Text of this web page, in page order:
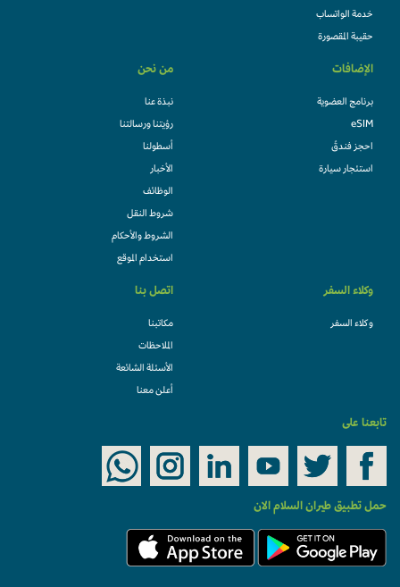
خدمة الواتساب
حقيبة المقصورة
الإضافات
برنامج العضوية
eSIM
احجز فندقً
استئجار سيارة
من نحن
نبذة عنا
رؤيتنا ورسالتنا
أسطولنا
الأخبار
الوظائف
شروط النقل
الشروط والأحكام
استخدام الموقع
وكلاء السفر
وكلاء السفر
اتصل بنا
مكاتبنا
الملاحظات
الأسئلة الشائعة
أعلن معنا
تابعنا على
حمل تطبيق طيران السلام الان